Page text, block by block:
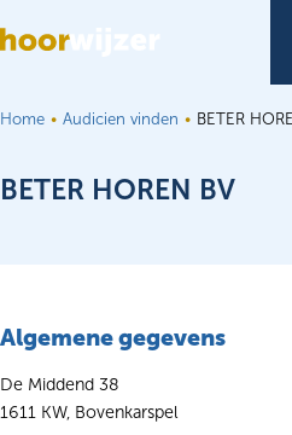
Home Audicien vinden BETER
BETER HOREN BV
Algemene gegevens
De Middend 38
1611 KW, Bovenkarspel